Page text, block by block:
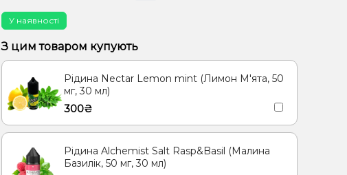
У наявності
З цим товаром купують
Рідина Nectar Lemon mint (Лимон М'ята, 50
мг, 30 мл)
300₴
Рідина Alchemist Salt Rasp&Basil (Малина
Базилік, 50 мг, 30 мл)